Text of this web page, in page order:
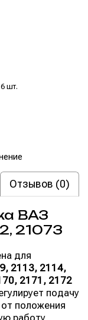
6 шт.
Отзывов (0)
ВАЗ
21073
для
2113, 2114,
2171, 2172
подачу
положения
работу